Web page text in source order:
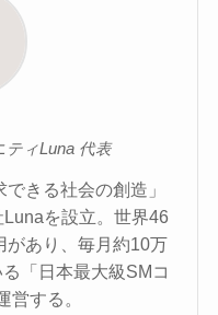
ティLuna 代表
きる社会の創造」
を設立。世界46
があり、毎月約10万
「日本最大級SMコ
営する。